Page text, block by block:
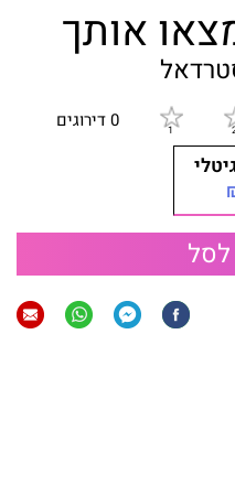
אותך
0 דירוגים